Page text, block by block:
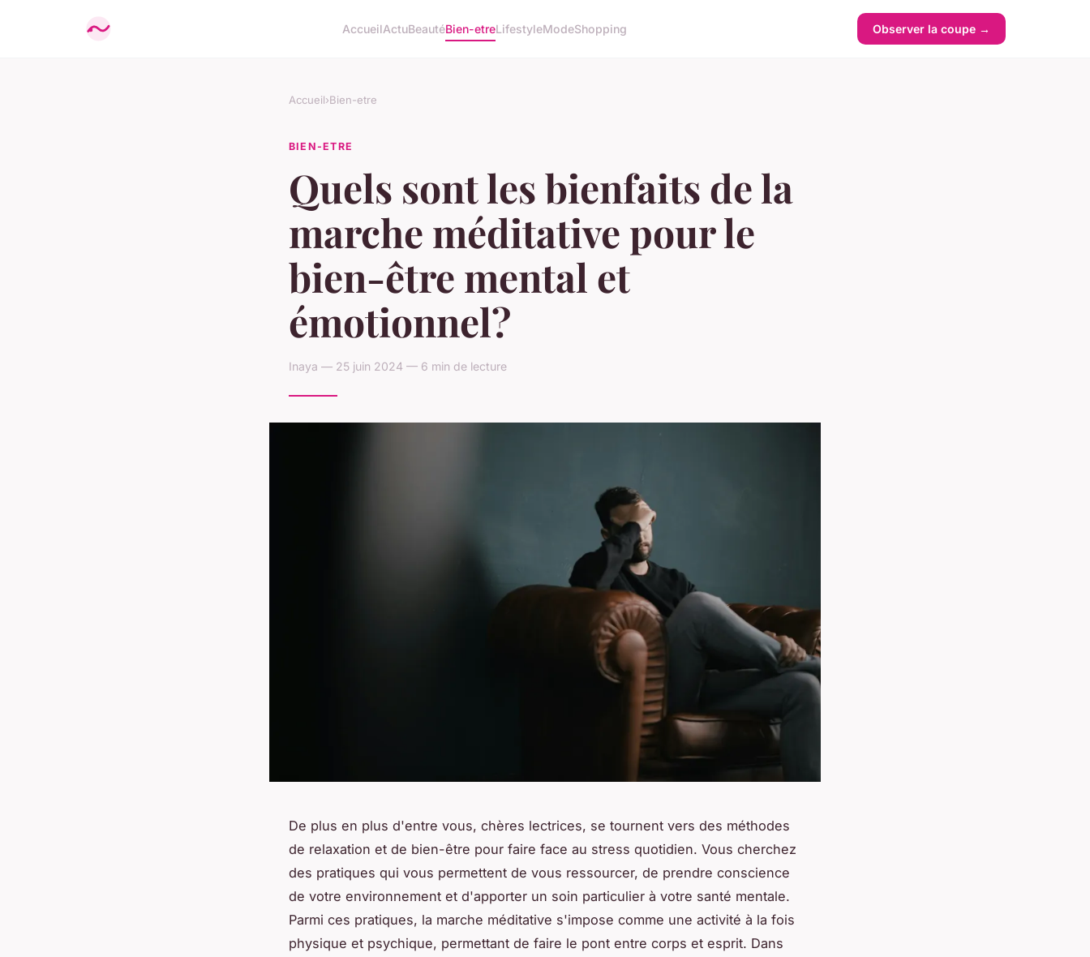
AccueilActuBeautéBien-etreLifestyleModeShopping Observer la coupe →
Accueil›Bien-etre
BIEN-ETRE
Quels sont les bienfaits de la
marche méditative pour le
bien-être mental et
émotionnel?
Inaya — 25 juin 2024 — 6 min de lecture
De plus en plus d'entre vous, chères lectrices, se tournent vers des méthodes
de relaxation et de bien-être pour faire face au stress quotidien. Vous cherchez
des pratiques qui vous permettent de vous ressourcer, de prendre conscience
de votre environnement et d'apporter un soin particulier à votre santé mentale.
Parmi ces pratiques, la marche méditative s'impose comme une activité à la fois
physique et psychique, permettant de faire le pont entre corps et esprit. Dans